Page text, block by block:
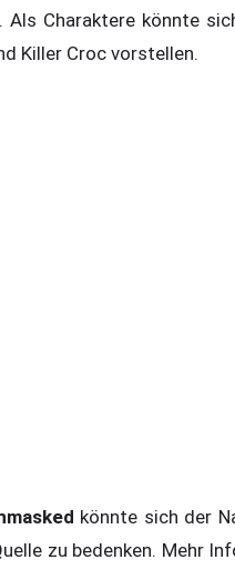
Als Charaktere könnte
Killer Croc vorstellen.
könnte sich der
zu bedenken. Mehr